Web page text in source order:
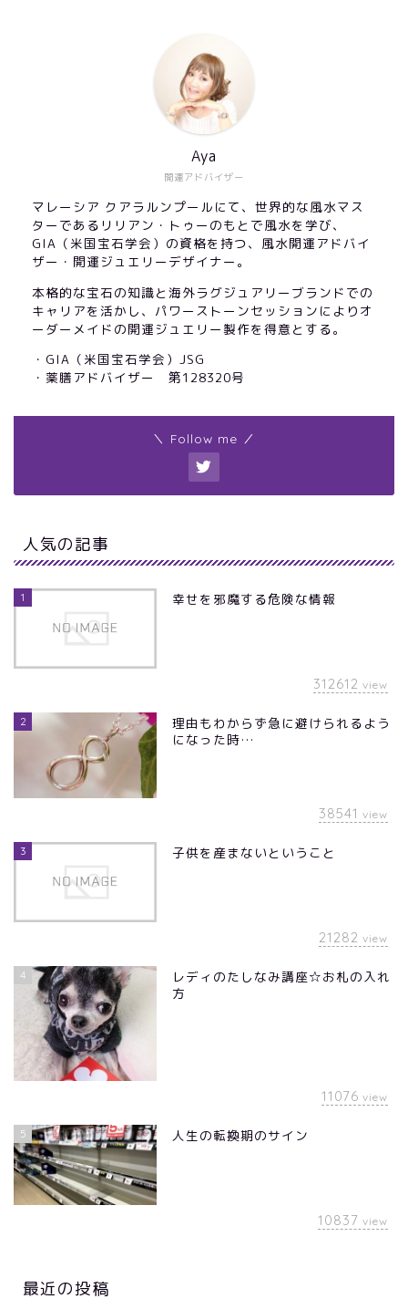
開運アドバイザー
Aya
マレーシア クアラルンプールにて、世界的な風水マス
ターであるリリアン・トゥーのもとで風水を学び、
GIA（米国宝石学会）の資格を持つ、風水開運アドバイ
ザー・開運ジュエリーデザイナー。
本格的な宝石の知識と海外ラグジュアリーブランドでの
キャリアを活かし、パワーストーンセッションによりオ
ーダーメイドの開運ジュエリー製作を得意とする。
・GIA（米国宝石学会）JSG
・薬膳アドバイザー 第128320号
＼ Follow me ／
人気の記事
1 幸せを邪魔する危険な情報
312612 view
2
理由もわからず急に避けられるよう
になった時…
38541 view
3 子供を産まないということ
21282 view
4
レディのたしなみ講座☆お札の入れ
方
11076 view
5 人生の転換期のサイン
10837 view
最近の投稿